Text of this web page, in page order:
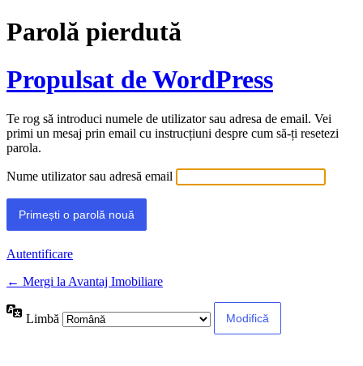
Parolă pierdută
Propulsat de WordPress
Te rog să introduci numele de utilizator sau adresa de email. Vei
primi un mesaj prin email cu instrucțiuni despre cum să-ți resetezi
parola.
Nume utilizator sau adresă email
Autentificare
← Mergi la Avantaj Imobiliare
Limbă